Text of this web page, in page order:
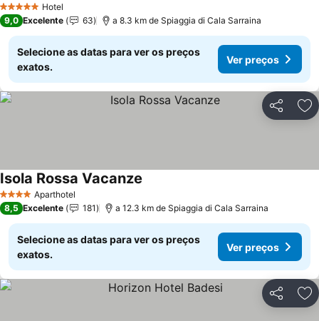
5 Estrelas Hotel
9,0 Excelente 63 a 8.3 km de Spiaggia di Cala Sarraina
Selecione as datas para ver os preços
exatos.
Ver preços
Partilhar
4 EstrelasAparthotel
Isola Rossa Vacanze
8,5 Excelente 181 a 12.3 km de Spiaggia di Cala Sarraina
Selecione as datas para ver os preços
exatos.
Ver preços
Partilhar